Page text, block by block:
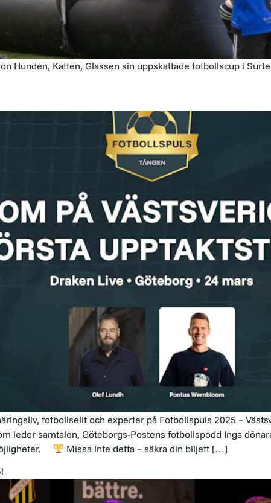
Hunden, Katten, Glassen sin uppskattade fotbollscup i
fotbollselit och experter på Fotbollspuls 2025 –
leder samtalen, Göteborgs-Postens fotbollspodd Inga
Missa inte detta – säkra din biljett […]